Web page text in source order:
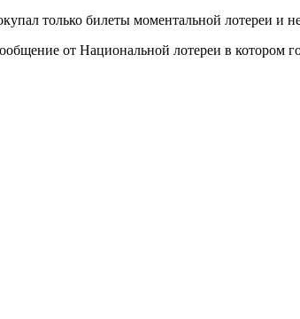
только билеты моментальной лотереи и
от Национальной лотереи в